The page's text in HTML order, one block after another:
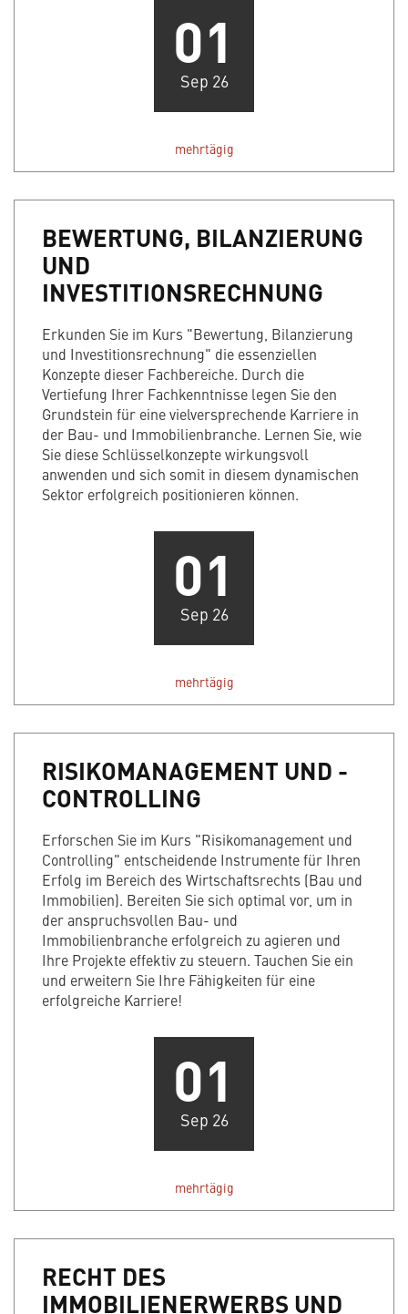
01
Sep 26
mehrtägig
BEWERTUNG, BILANZIERUNG
UND
INVESTITIONSRECHNUNG
Erkunden Sie im Kurs "Bewertung, Bilanzierung
und Investitionsrechnung" die essenziellen
Konzepte dieser Fachbereiche. Durch die
Vertiefung Ihrer Fachkenntnisse legen Sie den
Grundstein für eine vielversprechende Karriere in
der Bau- und Immobilienbranche. Lernen Sie, wie
Sie diese Schlüsselkonzepte wirkungsvoll
anwenden und sich somit in diesem dynamischen
Sektor erfolgreich positionieren können.
01
Sep 26
mehrtägig
RISIKOMANAGEMENT UND -
CONTROLLING
Erforschen Sie im Kurs "Risikomanagement und
Controlling" entscheidende Instrumente für Ihren
Erfolg im Bereich des Wirtschaftsrechts (Bau und
Immobilien). Bereiten Sie sich optimal vor, um in
der anspruchsvollen Bau- und
Immobilienbranche erfolgreich zu agieren und
Ihre Projekte effektiv zu steuern. Tauchen Sie ein
und erweitern Sie Ihre Fähigkeiten für eine
erfolgreiche Karriere!
01
Sep 26
mehrtägig
RECHT DES
IMMOBILIENERWERBS UND